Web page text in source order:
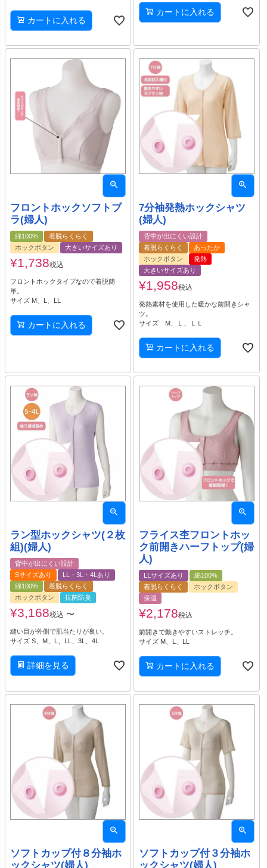
カートに入れる
カートに入れる
フロントホックソフトブ
ラ(婦人)
綿100%
着脱らくらく
ホックボタン
大きいサイズあり
¥1,738税込
フロントホックタイプなので着脱簡
単。
サイズ M、L、LL
カートに入れる
7分袖発熱ホックシャツ
(婦人)
背中が出にくい設計
着脱らくらく
あったか
ホックボタン
発熱
大きいサイズあり
¥1,958税込
発熱素材を使用した暖かな前開きシャ
ツ。
サイズ M、Ｌ、ＬＬ
カートに入れる
ラン型ホックシャツ(２枚
組)(婦人)
背中が出にくい設計
Sサイズあり
LL・3L・4Lあり
綿100%
着脱らくらく
ホックボタン
抗菌防臭
¥3,168税込 〜
縫い目が外側で肌当たりが良い。
サイズ S、M、L、LL、3L、4L
詳細を見る
フライス杢フロントホッ
ク前開きハーフトップ(婦
人)
LLサイズあり
綿100%
着脱らくらく
ホックボタン
保湿
¥2,178税込
前開きで動きやすいストレッチ。
サイズ M、L、LL
カートに入れる
ソフトカップ付８分袖ホ
ックシャツ(婦人)
ソフトカップ付３分袖ホ
ックシャツ(婦人)